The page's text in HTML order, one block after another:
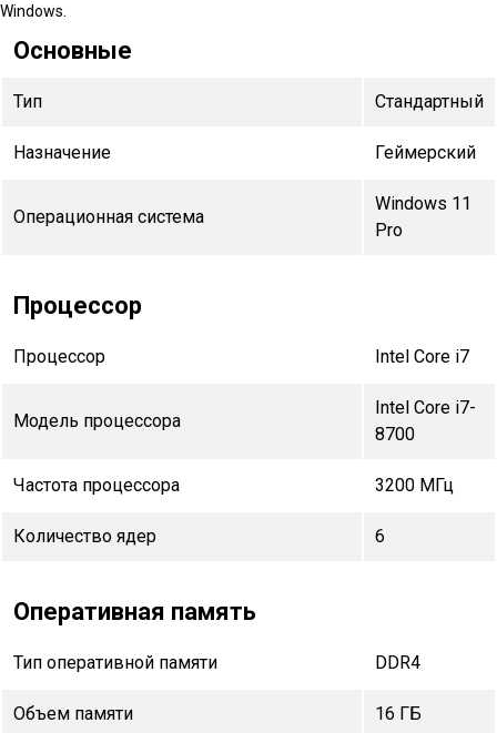
Windows.
Основные
Тип Стандартный
Назначение Геймерский
Операционная система
Windows 11
Pro
Процессор
Процессор Intel Core i7
Модель процессора
Intel Core i7-
8700
Частота процессора 3200 МГц
Количество ядер 6
Оперативная память
Тип оперативной памяти DDR4
Объем памяти 16 ГБ